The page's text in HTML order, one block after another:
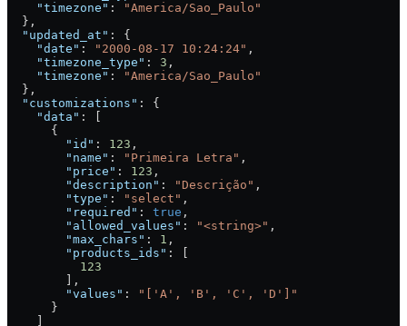
    "timezone"
:
"America/Sao_Paulo"
  },
  "updated_at"
: {
    "date"
: "2000-08-17 10:24:24" ,
    "timezone_type"
: 3 ,
    "timezone"
:
"America/Sao_Paulo"
  },
  "customizations"
: {
    "data"
: [
      {
        "id"
: 123 ,
        "name"
: "Primeira Letra" ,
        "price"
: 123 ,
        "description"
: "Descrição" ,
        "type"
: "select" ,
        "required"
: true ,
        "allowed_values"
: "<string>" ,
        "max_chars"
: 1 ,
        "products_ids"
: [
          123
        ],
        "values"
:
"['A', 'B', 'C', 'D']"
      }